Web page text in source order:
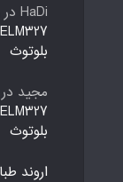
HaDi در
بلوتوث
مجید در
بلوتوث
اروند